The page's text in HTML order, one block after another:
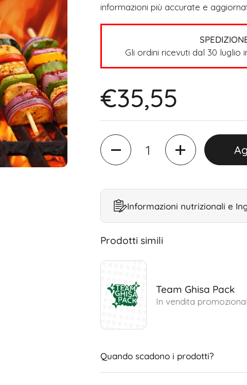
informazioni più accurate e
Gli ordini ricevuti dal 30 luglio
€35,55
Quantità
Informazioni nutrizionali e
Prodotti simili
Team Ghisa Pack
In vendita
Quando scadono i prodotti?